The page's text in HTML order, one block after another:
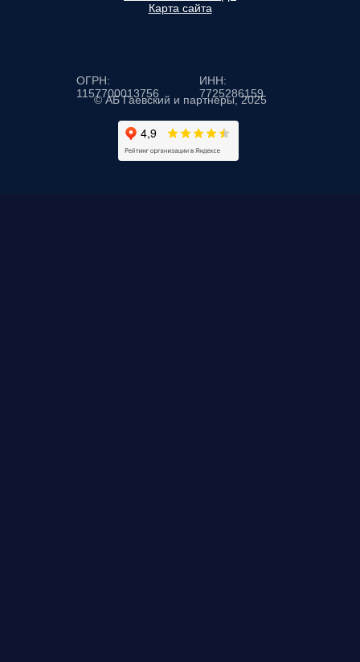
© АБ Гаевский и партнеры, 2025
ИНН:
7725286159
Карта сайта
ОГРН:
1157700013756